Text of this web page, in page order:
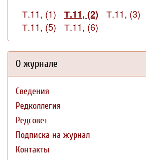
Т.11, (1) Т.11, (2) Т.11, (3)
Т.11, (5)
Т.11, (6)
О журнале
Сведения
Редколлегия
Редсовет
Подписка на журнал
Контакты